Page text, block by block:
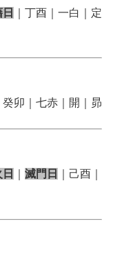
｜丁酉｜一白｜定
癸卯｜七赤｜開｜昴
滅門日
｜己酉｜